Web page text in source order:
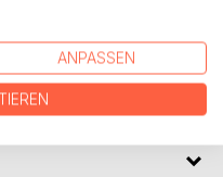
dann letztlich auch, was
in der heutigen Zeit
ANPASSEN